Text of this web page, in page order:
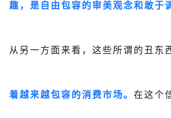
趣，是自由包容的审美观念和敢于
从另一方面来看，这些所谓的丑东
着越来越包容的消费市场。 在这个